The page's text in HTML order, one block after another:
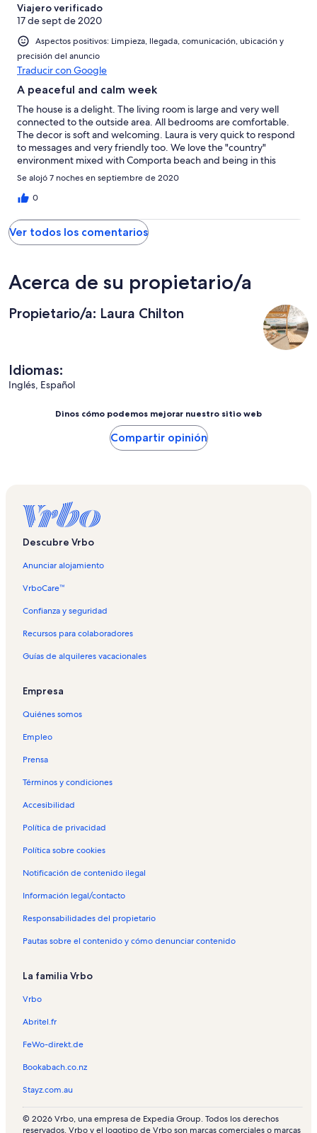
Viajero verificado
17 de sept de 2020
Aspectos positivos: Limpieza, llegada, comunicación, ubicación y
precisión del anuncio
Traducir con Google
A peaceful and calm week
The house is a delight. The living room is large and very well
connected to the outside area. All bedrooms are comfortable.
The decor is soft and welcoming. Laura is very quick to respond
to messages and very friendly too. We love the "country"
environment mixed with Comporta beach and being in this
house was certainly the best option!
Se alojó 7 noches en septiembre de 2020
0
Ver todos los comentarios
Acerca de su propietario/a
Propietario/a: Laura Chilton
Idiomas:
Inglés, Español
Dinos cómo podemos mejorar nuestro sitio web
Compartir opinión
Descubre Vrbo
Anunciar alojamiento
VrboCare™
Confianza y seguridad
Recursos para colaboradores
Guías de alquileres vacacionales
Empresa
Quiénes somos
Empleo
Prensa
Términos y condiciones
Accesibilidad
Política de privacidad
Política sobre cookies
Notificación de contenido ilegal
Información legal/contacto
Responsabilidades del propietario
Pautas sobre el contenido y cómo denunciar contenido
La familia Vrbo
Vrbo
Abritel.fr
FeWo-direkt.de
Bookabach.co.nz
Stayz.com.au
© 2026 Vrbo, una empresa de Expedia Group. Todos los derechos
reservados. Vrbo y el logotipo de Vrbo son marcas comerciales o marcas